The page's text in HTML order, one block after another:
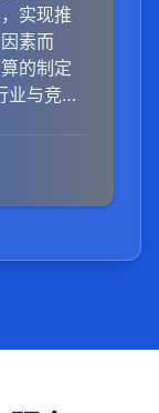
实现推
素而
的制定
业与竞争
要更高
难度：关
要更多